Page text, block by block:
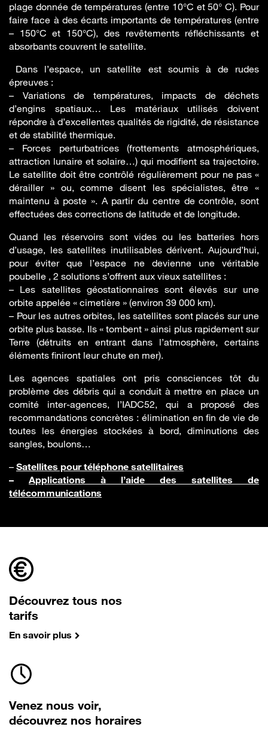
plage donnée de températures (entre 10°C et 50° C). Pour
faire face à des écarts importants de températures (entre
– 150°C et 150°C), des revêtements réfléchissants et
absorbants couvrent le satellite.
Dans l’espace, un satellite est soumis à de rudes
épreuves :
– Variations de températures, impacts de déchets
d’engins spatiaux… Les matériaux utilisés doivent
répondre à d’excellentes qualités de rigidité, de résistance
et de stabilité thermique.
– Forces perturbatrices (frottements atmosphériques,
attraction lunaire et solaire…) qui modifient sa trajectoire.
Le satellite doit être contrôlé régulièrement pour ne pas «
dérailler » ou, comme disent les spécialistes, être «
maintenu à poste ». A partir du centre de contrôle, sont
effectuées des corrections de latitude et de longitude.
Quand les réservoirs sont vides ou les batteries hors
d’usage, les satellites inutilisables dérivent. Aujourd’hui,
pour éviter que l’espace ne devienne une véritable
poubelle , 2 solutions s’offrent aux vieux satellites :
– Les satellites géostationnaires sont élevés sur une
orbite appelée « cimetière » (environ 39 000 km).
– Pour les autres orbites, les satellites sont placés sur une
orbite plus basse. Ils « tombent » ainsi plus rapidement sur
Terre (détruits en entrant dans l’atmosphère, certains
éléments finiront leur chute en mer).
Les agences spatiales ont pris consciences tôt du
problème des débris qui a conduit à mettre en place un
comité inter-agences, l’IADC52, qui a proposé des
recommandations concrètes : élimination en fin de vie de
toutes les énergies stockées à bord, diminutions des
sangles, boulons…
– Satellites pour téléphone satellitaires
– Applications à l’aide des satellites de
télécommunications
Découvrez tous nos
tarifs
En savoir plus
Venez nous voir,
découvrez nos horaires